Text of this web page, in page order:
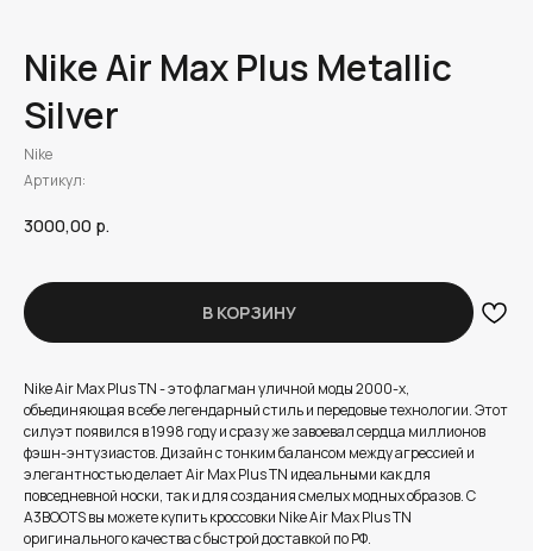
Nike Air Max Plus Metallic
Silver
Nike
Артикул:
3000,00 р.
В КОРЗИНУ
Nike Air Max Plus TN - это флагман уличной моды 2000-х,
объединяющая в себе легендарный стиль и передовые технологии. Этот
силуэт появился в 1998 году и сразу же завоевал сердца миллионов
фэшн-энтузиастов. Дизайн с тонким балансом между агрессией и
элегантностью делает Air Max Plus TN идеальными как для
повседневной носки, так и для создания смелых модных образов. C
A3BOOTS вы можете купить кроссовки Nike Air Max Plus TN
оригинального качества с быстрой доставкой по РФ.